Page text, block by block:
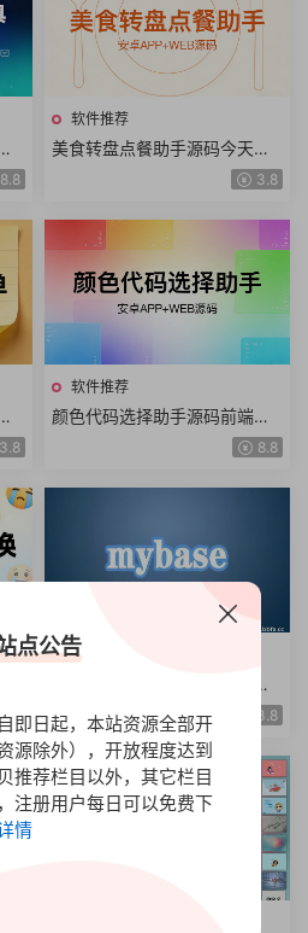
8.8
软件推荐
美食转盘点餐助手源码今天吃
啥随机点餐一日三餐快速选择
每天吃什么软件工具+安卓APP
3.8
3.8
软件推荐
颜色代码选择助手源码前端开
发HEX颜色值十六进制一键复
制创意设计色彩搭配软件工具
+安卓APP
8.8
3.8
软件推荐
电脑数据实现集中管理，个人
3.8
点公告
即日起，本站资源全部开
源除外），开放程度达到
推荐栏目以外，其它栏目
注册用户每日可以免费下
情